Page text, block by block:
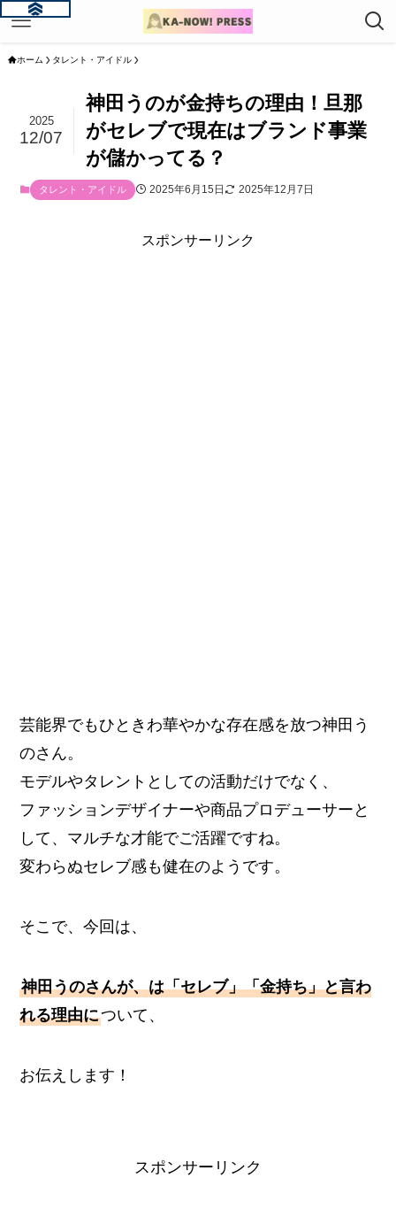
ホーム タレント・アイドル
神田うのが金持ちの理由！旦那
がセレブで現在はブランド事業
が儲かってる？
2025
12/07
タレント・アイドル 2025年6月15日 2025年12月7日
スポンサーリンク
芸能界でもひときわ華やかな存在感を放つ神田う
のさん。
モデルやタレントとしての活動だけでなく、
ファッションデザイナーや商品プロデューサーと
して、マルチな才能でご活躍ですね。
変わらぬセレブ感も健在のようです。
そこで、今回は、
神田うのさんが、は「セレブ」「金持ち」と言わ
れる理由について、
お伝えします！
スポンサーリンク